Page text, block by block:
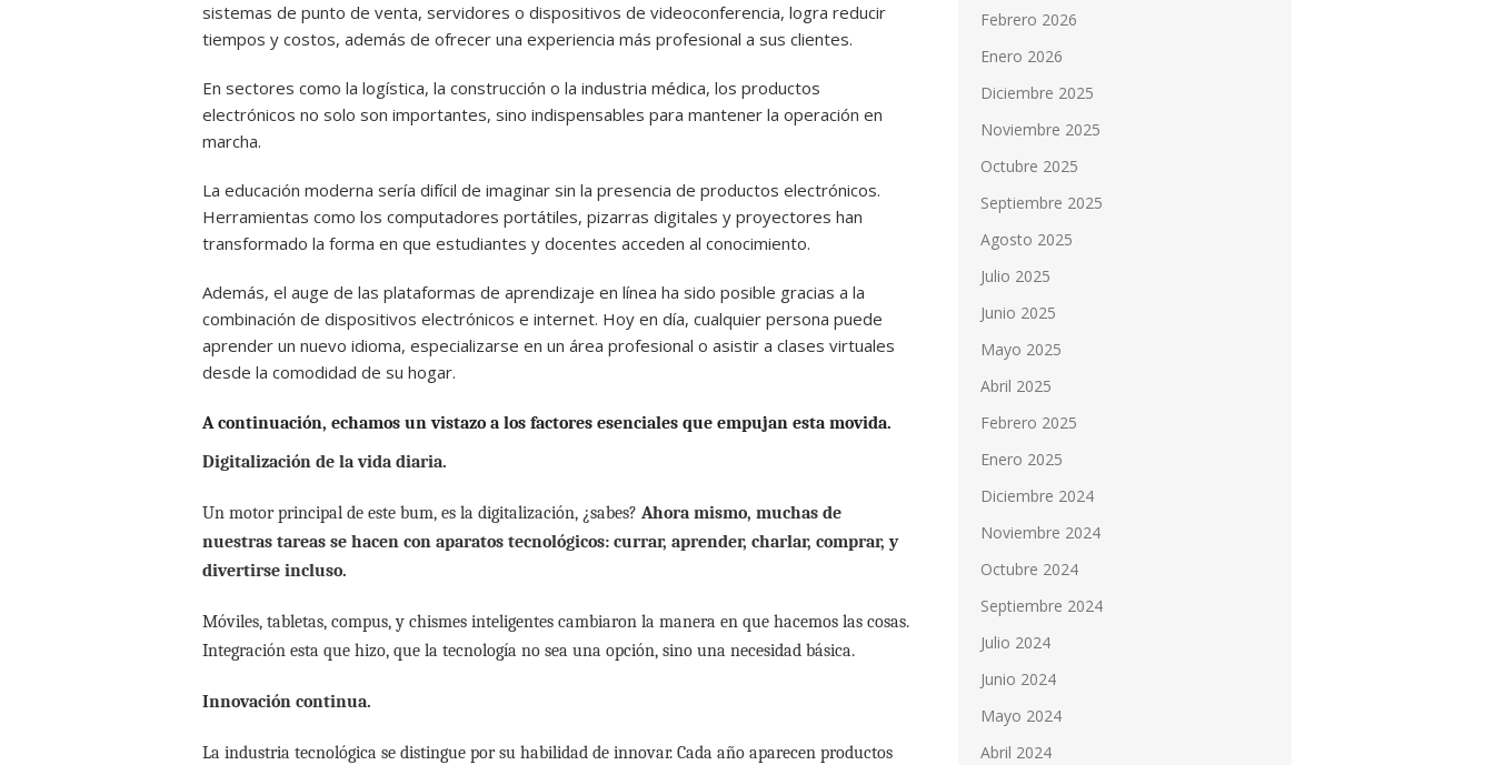
sistemas de punto de venta, servidores o dispositivos de videoconferencia, logra reducir
tiempos y costos, además de ofrecer una experiencia más profesional a sus clientes.
En sectores como la logística, la construcción o la industria médica, los productos
electrónicos no solo son importantes, sino indispensables para mantener la operación en
marcha.
La educación moderna sería difícil de imaginar sin la presencia de productos electrónicos.
Herramientas como los computadores portátiles, pizarras digitales y proyectores han
transformado la forma en que estudiantes y docentes acceden al conocimiento.
Además, el auge de las plataformas de aprendizaje en línea ha sido posible gracias a la
combinación de dispositivos electrónicos e internet. Hoy en día, cualquier persona puede
aprender un nuevo idioma, especializarse en un área profesional o asistir a clases virtuales
desde la comodidad de su hogar.
A continuación, echamos un vistazo a los factores esenciales que empujan esta movida.
Digitalización de la vida diaria.
Un motor principal de este bum, es la digitalización, ¿sabes? Ahora mismo, muchas de
nuestras tareas se hacen con aparatos tecnológicos: currar, aprender, charlar, comprar, y
divertirse incluso.
Móviles, tabletas, compus, y chismes inteligentes cambiaron la manera en que hacemos las cosas.
Integración esta que hizo, que la tecnología no sea una opción, sino una necesidad básica.
Innovación continua.
La industria tecnológica se distingue por su habilidad de innovar. Cada año aparecen productos
Febrero 2026
Enero 2026
Diciembre 2025
Noviembre 2025
Octubre 2025
Septiembre 2025
Agosto 2025
Julio 2025
Junio 2025
Mayo 2025
Abril 2025
Febrero 2025
Enero 2025
Diciembre 2024
Noviembre 2024
Octubre 2024
Septiembre 2024
Julio 2024
Junio 2024
Mayo 2024
Abril 2024